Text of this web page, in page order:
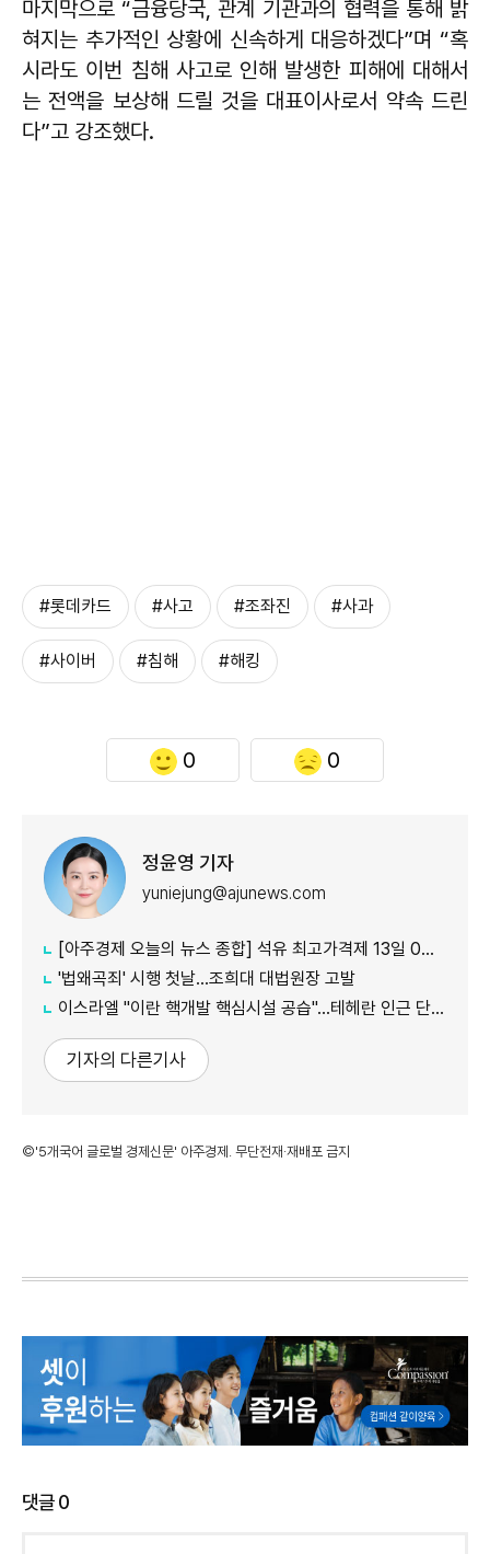
마지막으로 “금융당국, 관계 기관과의 협력을 통해 밝
혀지는 추가적인 상황에 신속하게 대응하겠다”며 “혹
시라도 이번 침해 사고로 인해 발생한 피해에 대해서
는 전액을 보상해 드릴 것을 대표이사로서 약속 드린
다”고 강조했다.
#롯데카드 #사고 #조좌진 #사과
#사이버 #침해 #해킹
0 0
정윤영 기자
yuniejung@ajunews.com
[아주경제 오늘의 뉴스 종합] 석유 최고가격제 13일 0시부터 시행...도매가 기준 휘발유 1724원·경유 1713원 外
'법왜곡죄' 시행 첫날…조희대 대법원장 고발
이스라엘 "이란 핵개발 핵심시설 공습"…테헤란 인근 단지 타격
기자의 다른기사
©'5개국어 글로벌 경제신문' 아주경제. 무단전재·재배포 금지
댓글0